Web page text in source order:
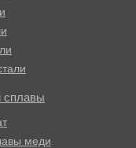
сплавы
меди